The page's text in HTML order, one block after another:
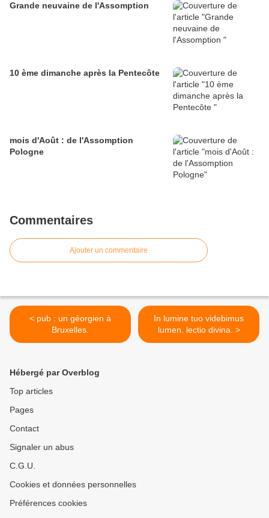
Grande neuvaine de l'Assomption
10 ème dimanche après la Pentecôte
mois d'Août : de l'Assomption
Pologne
Commentaires
Ajouter un commentaire
< pub : un géorgien à
Bruxelles.
In lumine tuo videbimus
lumen. lectio divina. >
Hébergé par Overblog
Top articles
Pages
Contact
Signaler un abus
C.G.U.
Cookies et données personnelles
Préférences cookies